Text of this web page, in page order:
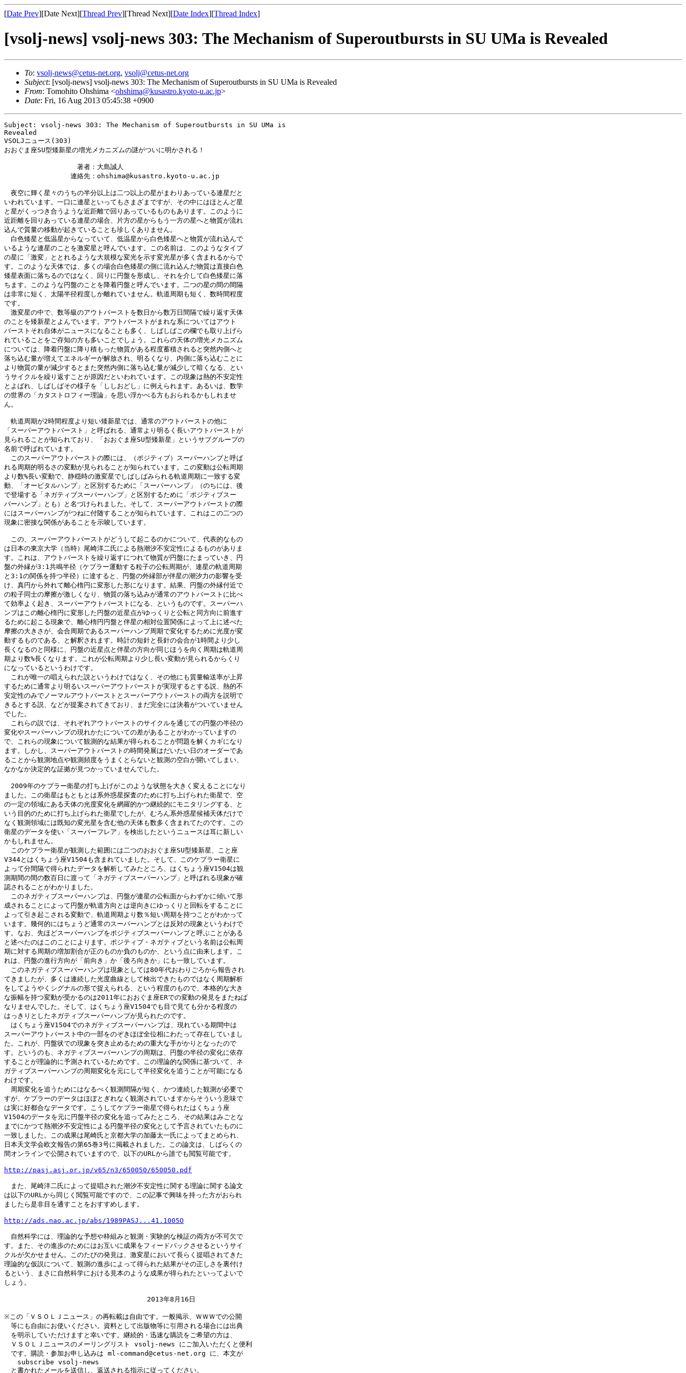
[Date Prev][Date Next][Thread Prev][Thread Next][Date Index][Thread Index]
[vsolj-news] vsolj-news 303: The Mechanism of Superoutbursts in SU UMa is Revealed
To: vsolj-news@cetus-net.org, vsolj@cetus-net.org
Subject: [vsolj-news] vsolj-news 303: The Mechanism of Superoutbursts in SU UMa is Revealed
From: Tomohito Ohshima <ohshima@kusastro.kyoto-u.ac.jp>
Date: Fri, 16 Aug 2013 05:45:38 +0900
Subject: vsolj-news 303: The Mechanism of Superoutbursts in SU UMa is
Revealed
VSOLJニュース(303)
おおぐま座SU型矮新星の増光メカニズムの謎がついに明かされる！
著者：大島誠人
連絡先：ohshima@kusastro.kyoto-u.ac.jp
夜空に輝く星々のうちの半分以上は二つ以上の星がまわりあっている連星だと
いわれています。一口に連星といってもさまざまですが、その中にはほとんど星
と星がくっつき合うような近距離で回りあっているものもあります。このように
近距離を回りあっている連星の場合、片方の星からもう一方の星へと物質が流れ
込んで質量の移動が起きていることも珍しくありません。
白色矮星と低温星からなっていて、低温星から白色矮星へと物質が流れ込んで
いるような連星のことを激変星と呼んでいます。この名前は、このようなタイプ
の星に「激変」ととれるような大規模な変光を示す変光星が多く含まれるからで
す。このような天体では、多くの場合白色矮星の側に流れ込んだ物質は直接白色
矮星表面に落ちるのではなく、回りに円盤を形成し、それを介して白色矮星に落
ちます。このような円盤のことを降着円盤と呼んでいます。二つの星の間の間隔
は非常に短く、太陽半径程度しか離れていません。軌道周期も短く、数時間程度
です。
激変星の中で、数等級のアウトバーストを数日から数万日間隔で繰り返す天体
のことを矮新星とよんでいます。アウトバーストがまれな系についてはアウト
バーストそれ自体がニュースになることも多く、しばしばこの欄でも取り上げら
れていることをご存知の方も多いことでしょう。これらの天体の増光メカニズム
については、降着円盤に降り積もった物質がある程度蓄積されると突然内側へと
落ち込む量が増えてエネルギーが解放され、明るくなり、内側に落ち込むことに
より物質の量が減少するとまた突然内側に落ち込む量が減少して暗くなる、とい
うサイクルを繰り返すことが原因だといわれています。この現象は熱的不安定性
とよばれ、しばしばその様子を「ししおどし」に例えられます。あるいは、数学
の世界の「カタストロフィー理論」を思い浮かべる方もおられるかもしれませ
ん。
軌道周期が2時間程度より短い矮新星では、通常のアウトバーストの他に
「スーパーアウトバースト」と呼ばれる、通常より明るく長いアウトバーストが
見られることが知られており、「おおぐま座SU型矮新星」というサブグループの
名前で呼ばれています。
このスーパーアウトバーストの際には、（ポジティブ）スーパーハンプと呼ば
れる周期的明るさの変動が見られることが知られています。この変動は公転周期
より数%長い変動で、静穏時の激変星でしばしばみられる軌道周期に一致する変
動、「オービタルハンプ」と区別するために「スーパーハンプ」（のちには、後
で登場する「ネガティブスーパーハンプ」と区別するために「ポジティブスー
パーハンプ」とも）と名づけられました。そして、スーパーアウトバーストの際
にはスーパーハンプがつねに付随することが知られています。これはこの二つの
現象に密接な関係があることを示唆しています。
この、スーパーアウトバーストがどうして起こるのかについて、代表的なもの
は日本の東京大学（当時）尾崎洋二氏による熱潮汐不安定性によるものがありま
す。これは、アウトバーストを繰り返すにつれて物質が円盤にたまっていき、円
盤の外縁が3:1共鳴半径（ケプラー運動する粒子の公転周期が、連星の軌道周期
と3:1の関係を持つ半径）に達すると、円盤の外縁部が伴星の潮汐力の影響を受
け、真円から外れて離心楕円に変形した形になります。結果、円盤の外縁付近で
の粒子同士の摩擦が激しくなり、物質の落ち込みが通常のアウトバーストに比べ
て効率よく起き、スーパーアウトバーストになる、というものです。スーパーハ
ンプはこの離心楕円に変形した円盤の近星点がゆっくりと公転と同方向に前進す
るために起こる現象で、離心楕円円盤と伴星の相対位置関係によって上に述べた
摩擦の大きさが、会合周期であるスーパーハンプ周期で変化するために光度が変
動するものである、と解釈されます。時計の短針と長針の会合が1時間より少し
長くなるのと同様に、円盤の近星点と伴星の方向が同じほうを向く周期は軌道周
期より数%長くなります。これが公転周期より少し長い変動が見られるからくり
になっているというわけです。
これが唯一の唱えられた説というわけではなく、その他にも質量輸送率が上昇
するために通常より明るいスーパーアウトバーストが実現するとする説、熱的不
安定性のみでノーマルアウトバーストとスーパーアウトバーストの両方を説明で
きるとする説、などが提案されてきており、まだ完全には決着がついていません
でした。
これらの説では、それぞれアウトバーストのサイクルを通じての円盤の半径の
変化やスーパーハンプの現れかたについての差があることがわかっていますの
で、これらの現象について観測的な結果が得られることが問題を解くカギになり
ます。しかし、スーパーアウトバーストの時間発展はだいたい日のオーダーであ
ることから観測地点や観測頻度をうまくとらないと観測の空白が開いてしまい、
なかなか決定的な証拠が見つかっていませんでした。
2009年のケプラー衛星の打ち上げがこのような状態を大きく変えることになり
ました。この衛星はもともとは系外惑星探査のために打ち上げられた衛星で、空
の一定の領域にある天体の光度変化を網羅的かつ継続的にモニタリングする、と
いう目的のために打ち上げられた衛星でしたが、むろん系外惑星候補天体だけで
なく観測領域には既知の変光星を含む他の天体も数多く含まれてたのです。この
衛星のデータを使い「スーパーフレア」を検出したというニュースは耳に新しい
かもしれません。
このケプラー衛星が観測した範囲には二つのおおぐま座SU型矮新星、こと座
V344とはくちょう座V1504も含まれていました。そして、このケプラー衛星に
よって分間隔で得られたデータを解析してみたところ、はくちょう座V1504は観
測期間の間の数百日に渡って「ネガティブスーパーハンプ」と呼ばれる現象が確
認されることがわかりました。
このネガティブスーパーハンプは、円盤が連星の公転面からわずかに傾いて形
成されることによって円盤が軌道方向とは逆向きにゆっくりと回転をすることに
よって引き起こされる変動で、軌道周期より数％短い周期を持つことがわかって
います。幾何的にはちょうど通常のスーパーハンプとは反対の現象というわけで
す。なお、先ほどスーパーハンプをポジティブスーパーハンプと呼ぶことがある
と述べたのはこのことによります。ポジティブ・ネガティブという名前は公転周
期に対する周期の増加割合が正のものか負のものか、という点に由来します。こ
れは、円盤の進行方向が「前向き」か「後ろ向きか」にも一致しています。
このネガティブスーパーハンプは現象としては80年代おわりごろから報告され
てきましたが、多くは連続した光度曲線として検出できたものではなく周期解析
をしてようやくシグナルの形で捉えられる、という程度のもので、本格的な大き
な振幅を持つ変動が受かるのは2011年におおぐま座ERでの変動の発見をまたねば
なりませんでした。そして、はくちょう座V1504でも目で見ても分かる程度の
はっきりとしたネガティブスーパーハンプが見られたのです。
はくちょう座V1504でのネガティブスーパーハンプは、現れている期間中は
スーパーアウトバースト中の一部をのぞきほぼ全位相にわたって存在していまし
た。これが、円盤状での現象を突き止めるための重大な手がかりとなったので
す。というのも、ネガティブスーパーハンプの周期は、円盤の半径の変化に依存
することが理論的に予測されているためです。この理論的な関係に基づいて、ネ
ガティブスーパーハンプの周期変化を元にして半径変化を追うことが可能になる
わけです。
周期変化を追うためにはなるべく観測間隔が短く、かつ連続した観測が必要で
すが、ケプラーのデータはほぼとぎれなく観測されていますからそういう意味で
は実に好都合なデータです。こうしてケプラー衛星で得られたはくちょう座
V1504のデータを元に円盤半径の変化を追ってみたところ、その結果はみごとな
までにかつて熱潮汐不安定性による円盤半径の変化として予言されていたものに
一致しました。この成果は尾崎氏と京都大学の加藤太一氏によってまとめられ、
日本天文学会欧文報告の第65巻3号に掲載されました。この論文は、しばらくの
間オンラインで公開されていますので、以下のURLから誰でも閲覧可能です。
http://pasj.asj.or.jp/v65/n3/650050/650050.pdf
また、尾崎洋二氏によって提唱された潮汐不安定性に関する理論に関する論文
は以下のURLから同じく閲覧可能ですので、この記事で興味を持った方がおられ
ましたら是非目を通すことをおすすめします。
http://ads.nao.ac.jp/abs/1989PASJ...41.1005O
自然科学には、理論的な予想や枠組みと観測・実験的な検証の両方が不可欠で
す。また、その進歩のためにはお互いに成果をフィードバックさせるというサイ
クルが欠かせません。このたびの発見は、激変星において長らく提唱されてきた
理論的な仮説について、観測の進歩によって得られた結果がその正しさを裏付け
るという、まさに自然科学における見本のような成果が得られたといってよいで
しょう。
                                   2013年8月16日
※この「ＶＳＯＬＪニュース」の再転載は自由です。一般掲示、ＷＷＷでの公開
等にも自由にお使いください。資料として出版物等に引用される場合には出典
を明示していただけますと幸いです。継続的・迅速な購読をご希望の方は、
ＶＳＯＬＪニュースのメーリングリスト vsolj-news にご加入いただくと便利
です。購読・参加お申し込みは ml-command@cetus-net.org に、本文が
subscribe vsolj-news
と書かれたメールを送信し、返送される指示に従ってください。